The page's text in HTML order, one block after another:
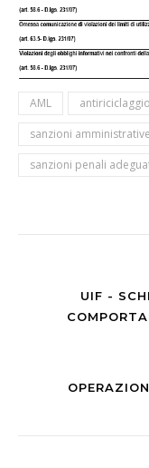
AML antiriciclaggio
sanzioni
sanzioni penali
UIF -